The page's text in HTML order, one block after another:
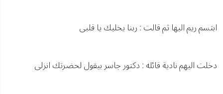
ابتسم ريم اليها ثم قالت : ربنا يخليك يا قلبى
دخلت اليهم نادية قائله : دكتور جاسر بيقول لحضرتك انزلى